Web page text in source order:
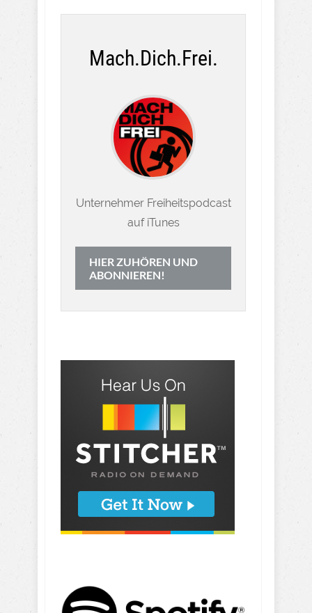
Mach.Dich.Frei.
Unternehmer Freiheitspodcast
auf iTunes
HIER ZUHÖREN UND
ABONNIEREN!